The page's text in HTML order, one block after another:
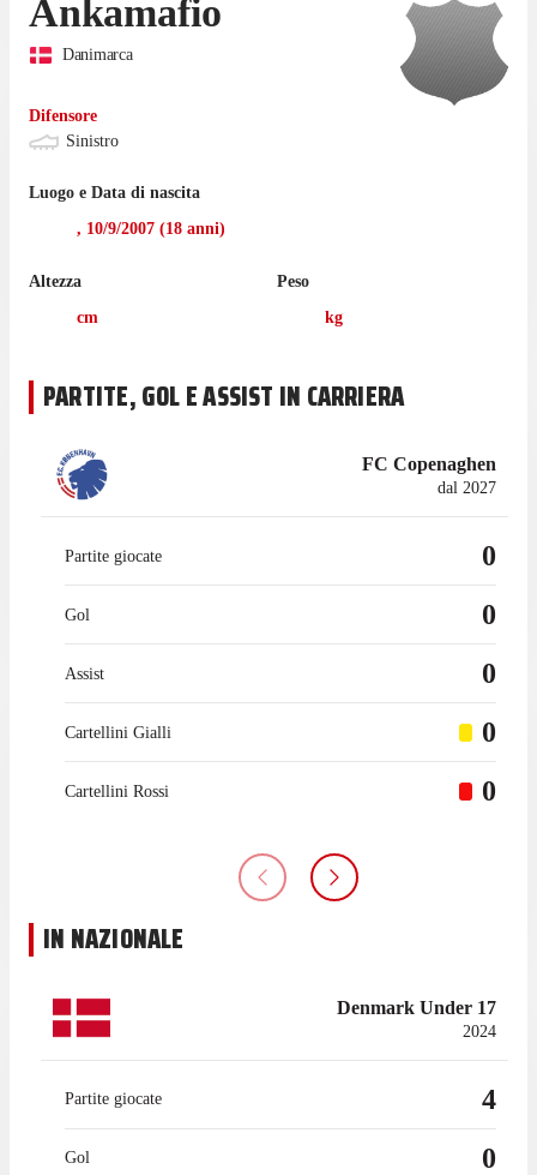
Ankamafio
Danimarca
Difensore
Sinistro
Luogo e Data di nascita
, 10/9/2007 (18 anni)
Altezza
cm
Peso
kg
PARTITE, GOL E ASSIST IN CARRIERA
FC Copenaghen
dal 2027
Partite giocate 0
Gol 0
Assist 0
Cartellini Gialli 0
Cartellini Rossi 0
IN NAZIONALE
Denmark Under 17
2024
Partite giocate 4
Gol 0